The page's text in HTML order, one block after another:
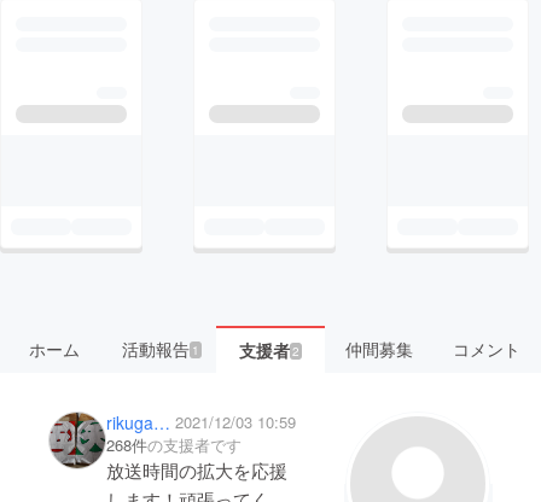
ホーム 活動報告1 支援者2 仲間募集 コメント
rikugame4 2021/12/03 10:59
268件の支援者です
放送時間の拡大を応援